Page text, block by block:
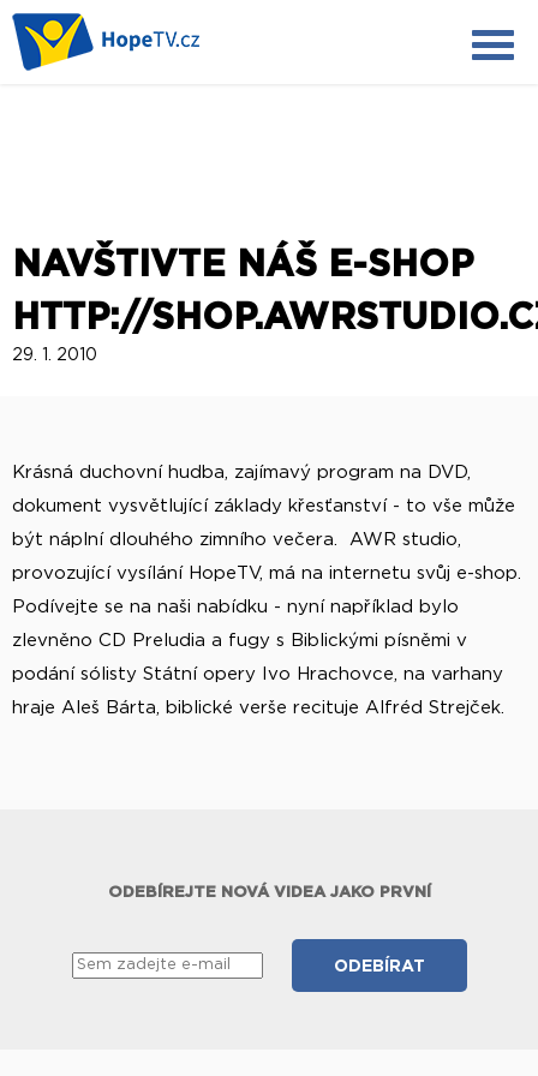
NAVŠTIVTE NÁŠ E-SHOP
HTTP://
29. 1. 2010
Krásná duchovní hudba, zajímavý program na DVD,
dokument vysvětlující základy křesťanství - to vše může
být náplní dlouhého zimního večera. AWR studio,
provozující vysílání HopeTV, má na internetu svůj e-shop.
Podívejte se na naši nabídku - nyní například bylo
zlevněno CD Preludia a fugy s Biblickými písněmi v
podání sólisty Státní opery Ivo Hrachovce, na varhany
hraje Aleš Bárta, biblické verše recituje Alfréd Strejček.
ODEBÍREJTE NOVÁ VIDEA JAKO PRVNÍ